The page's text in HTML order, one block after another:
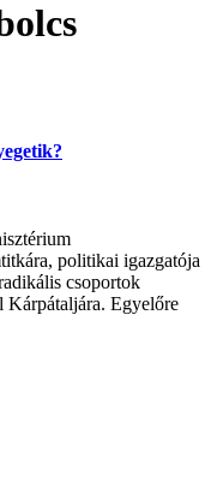
politikai igazgatója
csoportok
Egyelőre